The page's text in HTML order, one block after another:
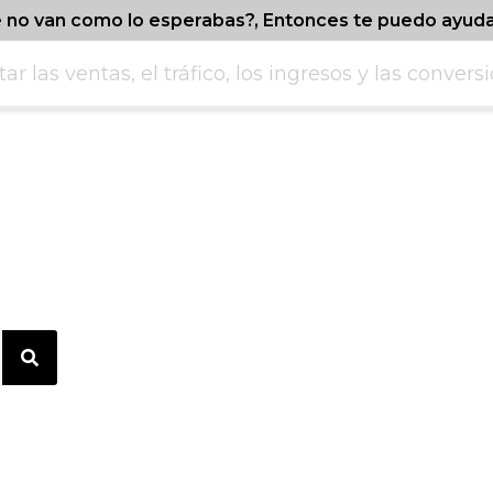
no van como lo esperabas?, Entonces te puedo
las ventas, el tráfico, los ingresos y las